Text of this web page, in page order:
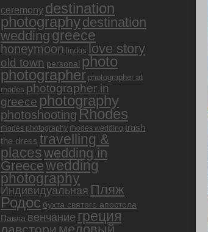
ceremony destination
photographydestination
wedding greece
honeymoon lindos love story
old town personal photo
photographer photographer at
rhodes photographer in
greece photography
photoshootingRhodes
rhodes photography rhodes wedding trash
the dress travelling &
placeswedding in
Greecewedding
photography
Индивидуальная Пляж
Родос бухта святого апостола
Павла венчание греция